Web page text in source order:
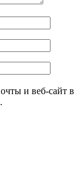
и веб-сайт в